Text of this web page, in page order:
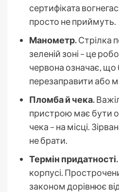
сертифіката
просто не приймуть.
Манометр.Стрілка
зеленій зоні – це
червона означає, що
перезаправити або
Пломба й чека.
пристрою має бути
чека – на місці.
не брати.
Термін придатності.
корпусі.
законом дорівнює